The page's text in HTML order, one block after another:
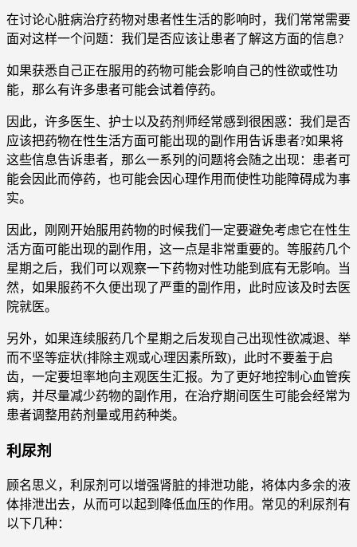
在讨论心脏病治疗药物对患者性生活的影响时，我们常常需要
面对这样一个问题：我们是否应该让患者了解这方面的信息?
如果获悉自己正在服用的药物可能会影响自己的性欲或性功
能，那么有许多患者可能会试着停药。
因此，许多医生、护士以及药剂师经常感到很困惑：我们是否
应该把药物在性生活方面可能出现的副作用告诉患者?如果将
这些信息告诉患者，那么一系列的问题将会随之出现：患者可
能会因此而停药，也可能会因心理作用而使性功能障碍成为事
实。
因此，刚刚开始服用药物的时候我们一定要避免考虑它在性生
活方面可能出现的副作用，这一点是非常重要的。等服药几个
星期之后，我们可以观察一下药物对性功能到底有无影响。当
然，如果服药不久便出现了严重的副作用，此时应该及时去医
院就医。
另外，如果连续服药几个星期之后发现自己出现性欲减退、举
而不坚等症状(排除主观或心理因素所致)，此时不要羞于启
齿，一定要坦率地向主观医生汇报。为了更好地控制心血管疾
病，并尽量减少药物的副作用，在治疗期间医生可能会经常为
患者调整用药剂量或用药种类。
利尿剂
顾名思义，利尿剂可以增强肾脏的排泄功能，将体内多余的液
体排泄出去，从而可以起到降低血压的作用。常见的利尿剂有
以下几种：